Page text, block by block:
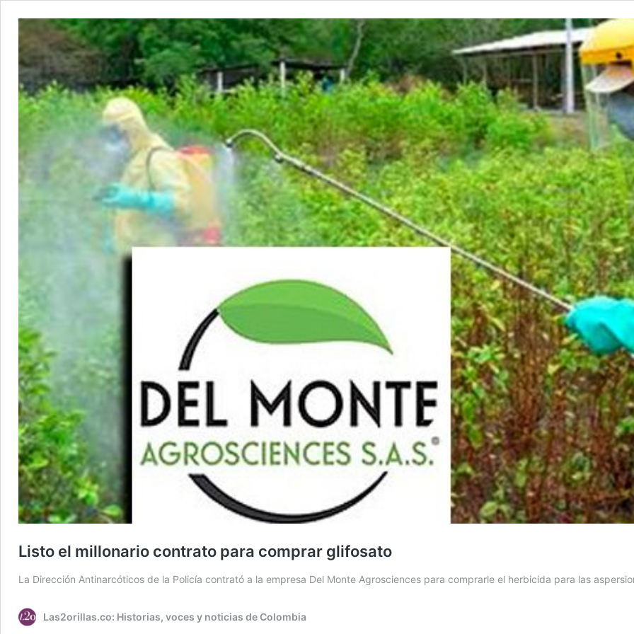
Listo el millonario contrato para comprar glifosato
La Dirección Antinarcóticos de la Policía contrató a la empresa Del Monte Agrosciences para comprarle el herbicida para las
Las2orillas.co: Historias, voces y noticias de Colombia